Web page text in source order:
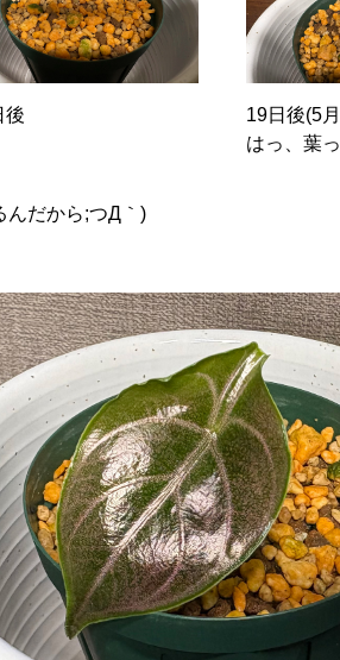
後
19日後(5
はっ、葉
んだから;つД｀)